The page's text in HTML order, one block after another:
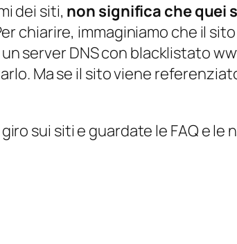
dei siti, non significa che quei
chiarire, immaginiamo che il
server DNS con blacklistato
Ma se il sito viene
sui siti e guardate le FAQ e le